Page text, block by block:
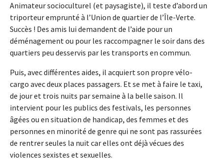
Animateur socioculturel (et paysagiste), il teste d’abord un
triporteur emprunté à l’Union de quartier de l’Île-Verte.
Succès ! Des amis lui demandent de l’aide pour un
déménagement ou pour les raccompagner le soir dans des
quartiers peu desservis par les transports en commun.
Puis, avec différentes aides, il acquiert son propre vélo-
cargo avec deux places passagers. Et se met à faire le taxi,
de jour et trois nuits par semaine à la belle saison. Il
intervient pour les publics des festivals, les personnes
âgées ou en situation de handicap, des femmes et des
personnes en minorité de genre qui ne sont pas rassurées
de rentrer seules la nuit car elles ont déjà vécues des
violences sexistes et sexuelles.